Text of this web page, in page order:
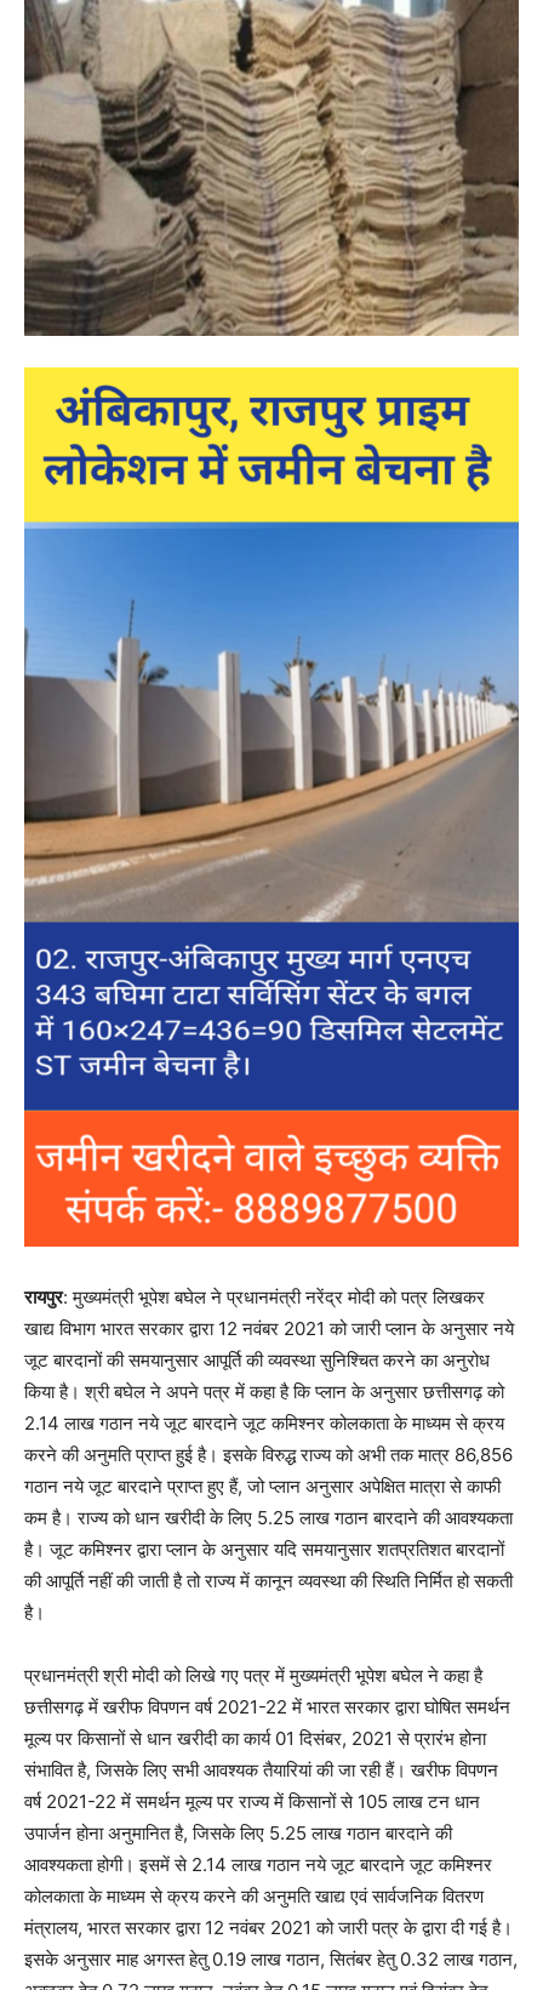
रायपुर: मुख्यमंत्री भूपेश बघेल ने प्रधानमंत्री नरेंद्र मोदी को पत्र लिखकर
खाद्य विभाग भारत सरकार द्वारा 12 नवंबर 2021 को जारी प्लान के अनुसार नये
जूट बारदानों की समयानुसार आपूर्ति की व्यवस्था सुनिश्चित करने का अनुरोध
किया है। श्री बघेल ने अपने पत्र में कहा है कि प्लान के अनुसार छत्तीसगढ़ को
2.14 लाख गठान नये जूट बारदाने जूट कमिश्नर कोलकाता के माध्यम से क्रय
करने की अनुमति प्राप्त हुई है। इसके विरुद्ध राज्य को अभी तक मात्र 86,856
गठान नये जूट बारदाने प्राप्त हुए हैं, जो प्लान अनुसार अपेक्षित मात्रा से काफी
कम है। राज्य को धान खरीदी के लिए 5.25 लाख गठान बारदाने की आवश्यकता
है। जूट कमिश्नर द्वारा प्लान के अनुसार यदि समयानुसार शतप्रतिशत बारदानों
की आपूर्ति नहीं की जाती है तो राज्य में कानून व्यवस्था की स्थिति निर्मित हो सकती
है।
प्रधानमंत्री श्री मोदी को लिखे गए पत्र में मुख्यमंत्री भूपेश बघेल ने कहा है
छत्तीसगढ़ में खरीफ विपणन वर्ष 2021-22 में भारत सरकार द्वारा घोषित समर्थन
मूल्य पर किसानों से धान खरीदी का कार्य 01 दिसंबर, 2021 से प्रारंभ होना
संभावित है, जिसके लिए सभी आवश्यक तैयारियां की जा रही हैं। खरीफ विपणन
वर्ष 2021-22 में समर्थन मूल्य पर राज्य में किसानों से 105 लाख टन धान
उपार्जन होना अनुमानित है, जिसके लिए 5.25 लाख गठान बारदाने की
आवश्यकता होगी। इसमें से 2.14 लाख गठान नये जूट बारदाने जूट कमिश्नर
कोलकाता के माध्यम से क्रय करने की अनुमति खाद्य एवं सार्वजनिक वितरण
मंत्रालय, भारत सरकार द्वारा 12 नवंबर 2021 को जारी पत्र के द्वारा दी गई है।
इसके अनुसार माह अगस्त हेतु 0.19 लाख गठान, सितंबर हेतु 0.32 लाख गठान,